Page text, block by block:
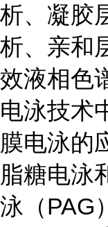
析、凝胶
析、亲和
效液相色
电泳技术
膜电泳的
脂糖电泳
泳（PAG